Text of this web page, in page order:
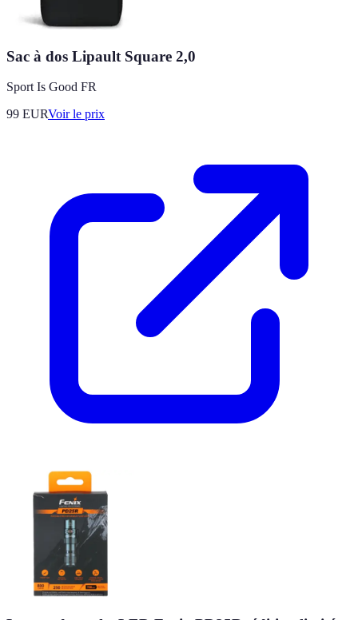
Sac à dos Lipault Square 2,0
Sport Is Good FR
99 EURVoir le prix